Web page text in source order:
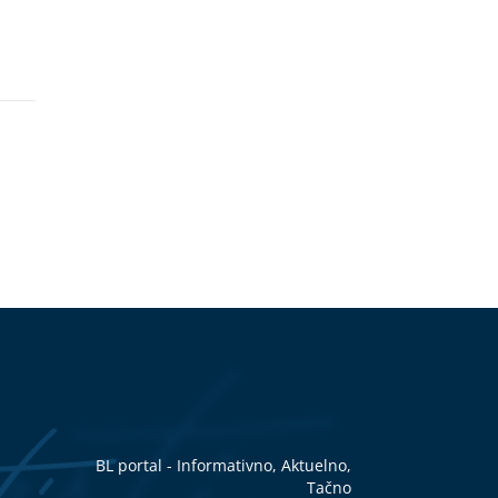
BL portal - Informativno, Aktuelno,
Tačno